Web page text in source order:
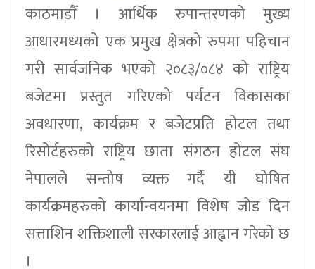
काठमाडाैँ । आर्थिक रुपान्तरणको मुख्य
आधारमध्यको एक प्रमुख क्षेत्रको रुपमा पहिचान
गरी सार्वजनिक भएको २०८३/०८४ को राष्ट्रिय
बजेटमा प्रस्तुत गरिएको पर्यटन विकासका
अवधारणा, कार्यक्रम र बजेटप्रति होटल तथा
रिसोर्टहरुको राष्ट्रिय छाता संगठन होटल संघ
नेपालले सन्तोष व्यक्त गर्दै यी घोषित
कार्यक्रमहरुको कार्यान्वयनमा विशेष जोड दिन
सत्ताशिन शक्तिशाली सरकारलाई आह्वान गरेको छ
।